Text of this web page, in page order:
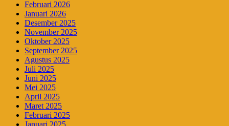
Februari 2026
Januari 2026
Desember 2025
November 2025
Oktober 2025
September 2025
Agustus 2025
Juli 2025
Juni 2025
Mei 2025
April 2025
Maret 2025
Februari 2025